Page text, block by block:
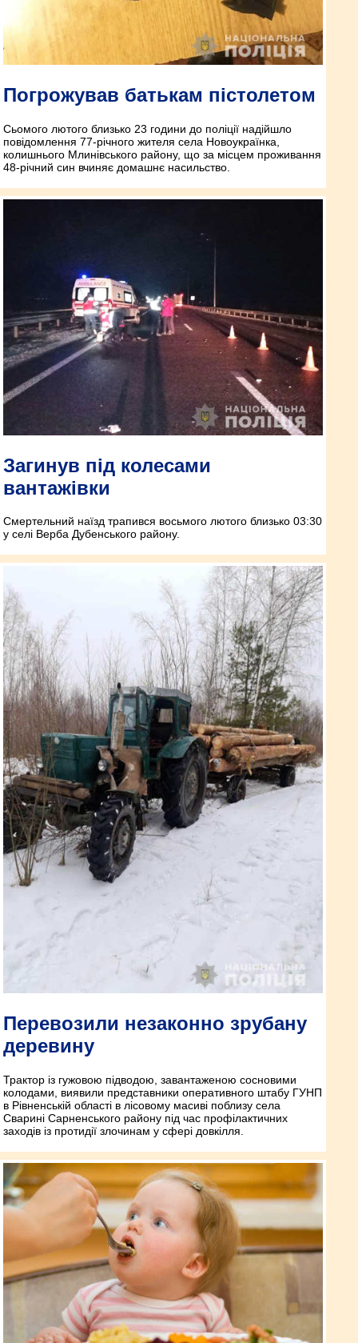
Погрожував батькам пістолетом
Сьомого лютого близько 23 години до поліції надійшло
повідомлення 77-річного жителя села Новоукраїнка,
колишнього Млинівського району, що за місцем проживання
48-річний син вчиняє домашнє насильство.
Загинув під колесами
вантажівки
Смертельний наїзд трапився восьмого лютого близько 03:30
у селі Верба Дубенського району.
Перевозили незаконно зрубану
деревину
Трактор із гужовою підводою, завантаженою сосновими
колодами, виявили представники оперативного штабу ГУНП
в Рівненській області в лісовому масиві поблизу села
Сварині Сарненського району під час профілактичних
заходів із протидії злочинам у сфері довкілля.